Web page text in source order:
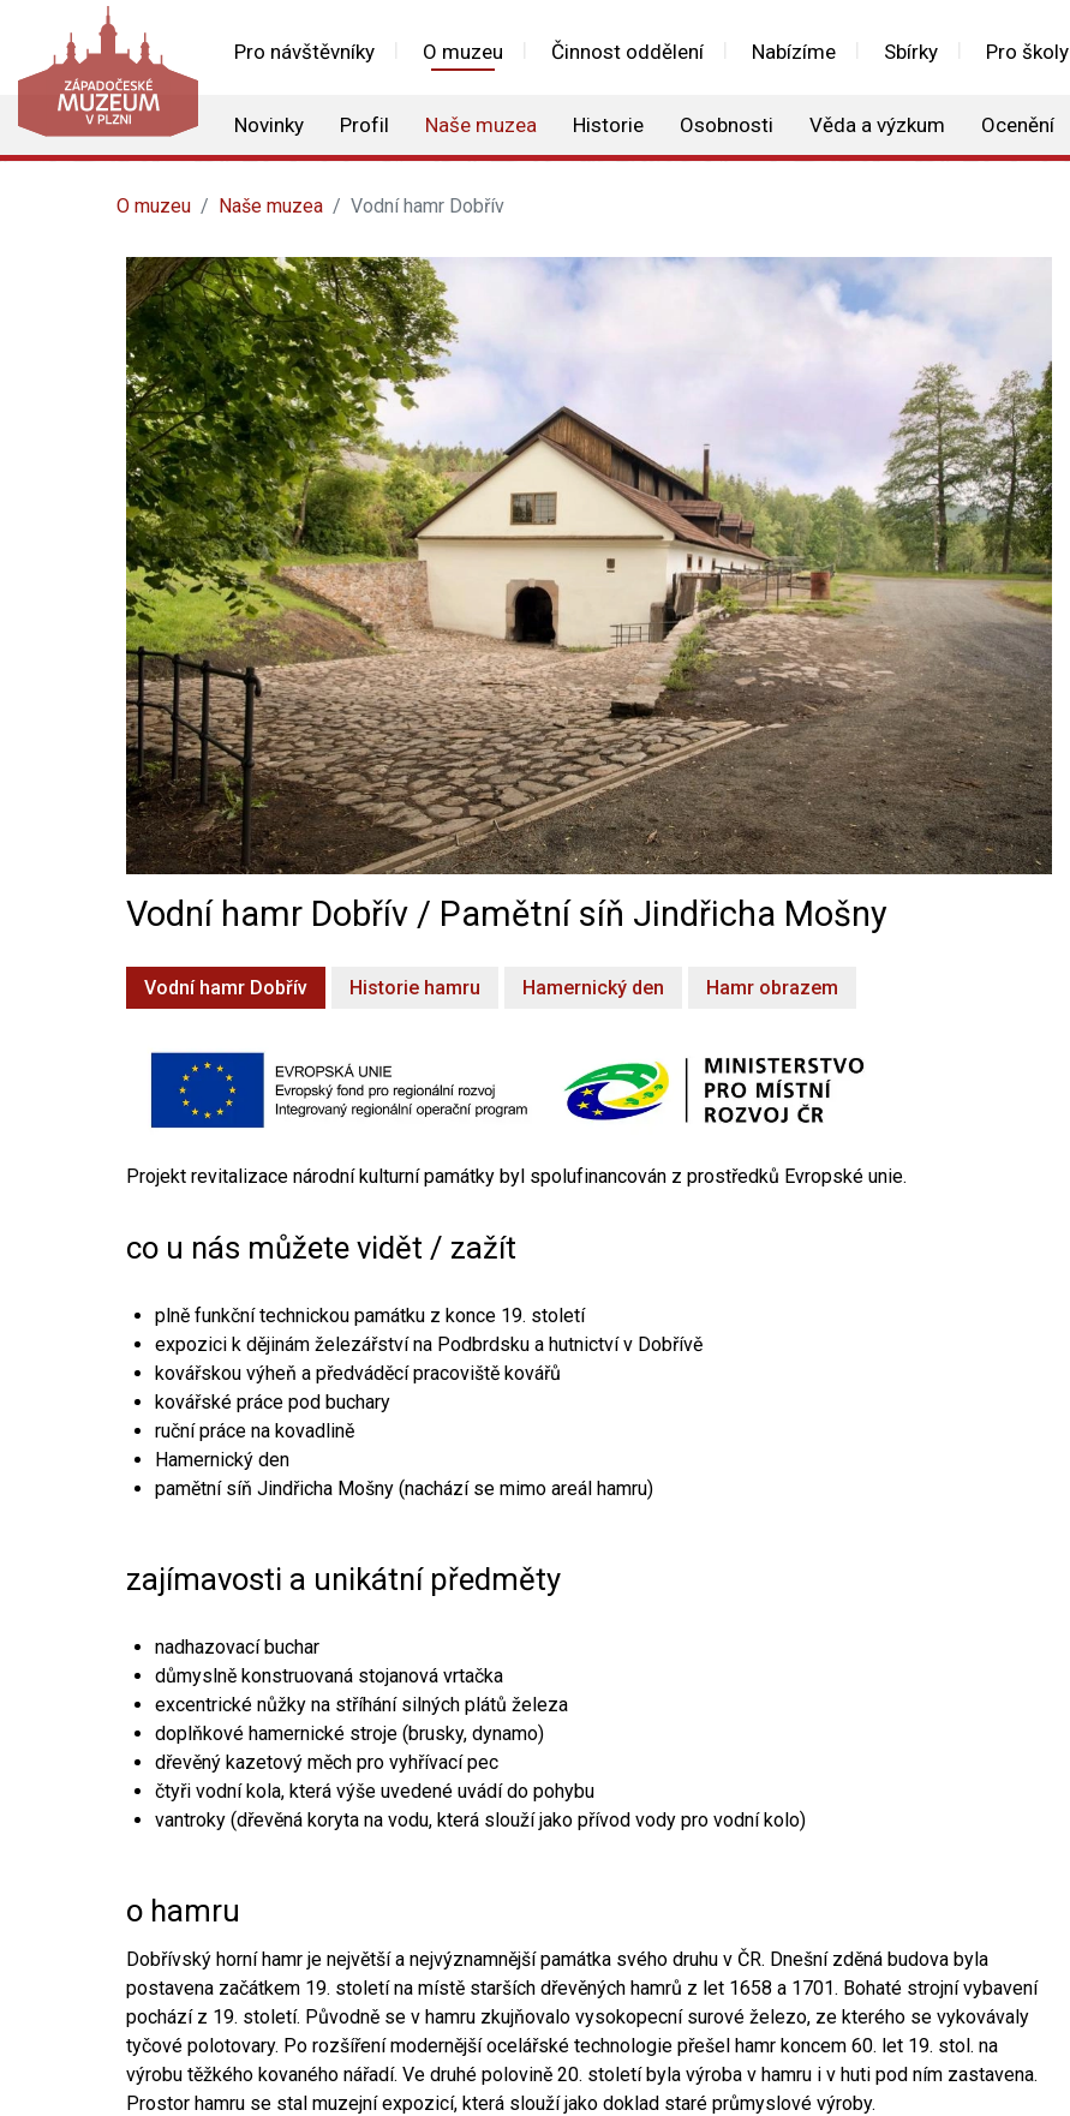
Pro návštěvníky O muzeu Činnost oddělení Nabízíme Sbírky Pro školy
Novinky Profil Naše muzea Historie Osobnosti Věda a výzkum Ocenění
O muzeu Naše muzea Vodní hamr Dobřív
Vodní hamr Dobřív / Pamětní síň Jindřicha Mošny
Vodní hamr Dobřív Historie hamru Hamernický den Hamr obrazem
Projekt revitalizace národní kulturní památky byl spolufinancován z prostředků Evropské unie.
co u nás můžete vidět / zažít
plně funkční technickou památku z konce 19. století
expozici k dějinám železářství na Podbrdsku a hutnictví v Dobřívě
kovářskou výheň a předváděcí pracoviště kovářů
kovářské práce pod buchary
ruční práce na kovadlině
Hamernický den
pamětní síň Jindřicha Mošny (nachází se mimo areál hamru)
zajímavosti a unikátní předměty
nadhazovací buchar
důmyslně konstruovaná stojanová vrtačka
excentrické nůžky na stříhání silných plátů železa
doplňkové hamernické stroje (brusky, dynamo)
dřevěný kazetový měch pro vyhřívací pec
čtyři vodní kola, která výše uvedené uvádí do pohybu
vantroky (dřevěná koryta na vodu, která slouží jako přívod vody pro vodní kolo)
o hamru
Dobřívský horní hamr je největší a nejvýznamnější památka svého druhu v ČR. Dnešní zděná budova byla
postavena začátkem 19. století na místě starších dřevěných hamrů z let 1658 a 1701. Bohaté strojní vybavení
pochází z 19. století. Původně se v hamru zkujňovalo vysokopecní surové železo, ze kterého se vykovávaly
tyčové polotovary. Po rozšíření modernější ocelářské technologie přešel hamr koncem 60. let 19. stol. na
výrobu těžkého kovaného nářadí. Ve druhé polovině 20. století byla výroba v hamru i v huti pod ním zastavena.
Prostor hamru se stal muzejní expozicí, která slouží jako doklad staré průmyslové výroby.